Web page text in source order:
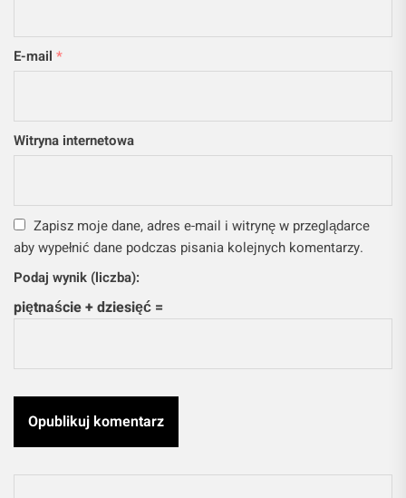
E-mail *
Witryna internetowa
Zapisz moje dane, adres e-mail i witrynę w przeglądarce
aby wypełnić dane podczas pisania kolejnych komentarzy.
Podaj wynik (liczba):
piętnaście + dziesięć =